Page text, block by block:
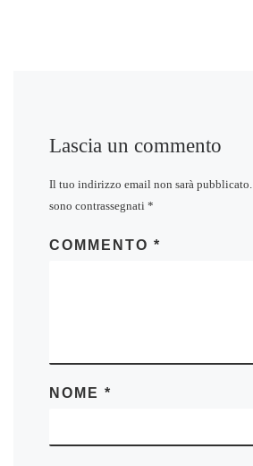
Lascia un commento
Il tuo indirizzo email non sarà pubblicato.
sono contrassegnati *
COMMENTO *
NOME *